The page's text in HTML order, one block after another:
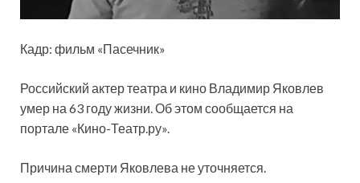
Кадр: фильм «Пасечник»
Российский актер театра и кино Владимир Яковлев
умер на 63 году жизни. Об этом сообщается на
портале «Кино-Театр.ру».
Причина смерти Яковлева не уточняется.